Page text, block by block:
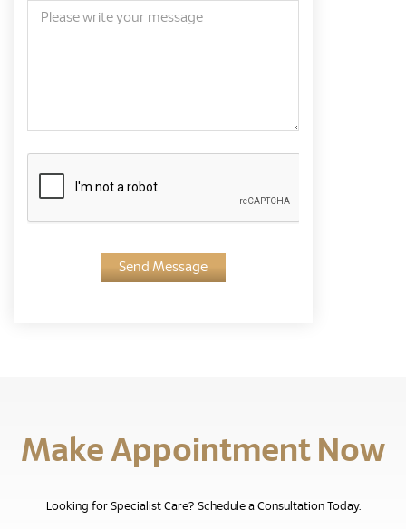
Send Message
Make Appointment Now
Looking for Specialist Care? Schedule a Consultation Today.